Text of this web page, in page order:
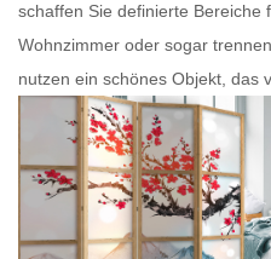
schaffen Sie definierte Bereiche
Wohnzimmer oder sogar
nutzen ein schönes Objekt, das